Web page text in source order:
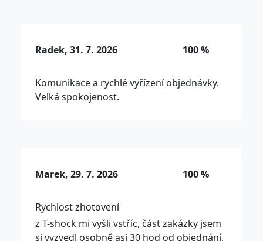
Radek, 31. 7. 2026 100 %
Komunikace a rychlé vyřízení objednávky.
Velká spokojenost.
Marek, 29. 7. 2026 100 %
Rychlost zhotovení
z T-shock mi vyšli vstříc, část zakázky jsem
si vyzvedl osobně asi 30 hod od objednání,